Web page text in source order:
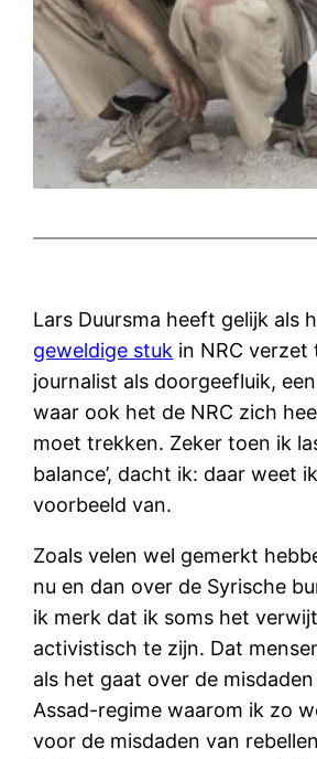
Lars Duursma heeft gelijk als
geweldige stuk in NRC verzet
journalist als doorgeefluik,
waar ook het de NRC zich
moet trekken. Zeker toen ik
balance’, dacht ik: daar weet
voorbeeld van.
Zoals velen wel gemerkt
nu en dan over de Syrische
ik merk dat ik soms het
activistisch te zijn. Dat
als het gaat over de
Assad-regime waarom ik zo
voor de misdaden van